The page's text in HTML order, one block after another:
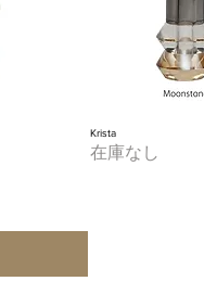
Krista
在庫なし